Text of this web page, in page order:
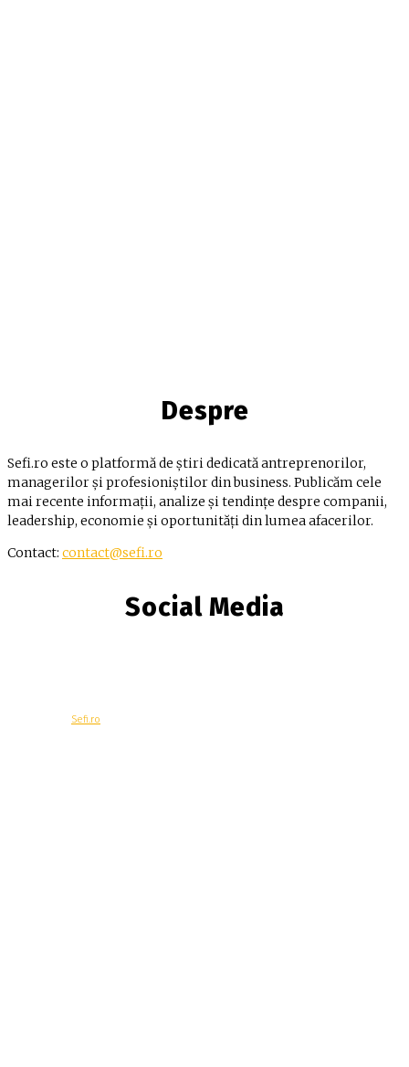
Despre
Sefi.ro este o platformă de știri dedicată antreprenorilor,
managerilor și profesioniștilor din business. Publicăm cele
mai recente informații, analize și tendințe despre companii,
leadership, economie și oportunități din lumea afacerilor.
Contact: contact@sefi.ro
Social Media
Sefi.ro